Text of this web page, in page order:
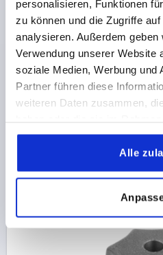
personalisieren, Funktionen
zu können und die Zugriffe
analysieren. Außerdem
Verwendung unserer Website
soziale Medien, Werbung und
Partner führen diese
weiteren Daten zusammen,
gesammelt haben.
Alle
STERNGRIFF , D=16, D1=80
BOHRUNG=16
OBERFLÄCHE
D2=25
HÖHE=50 H3=25
zzgl. Versandkosten
K0151